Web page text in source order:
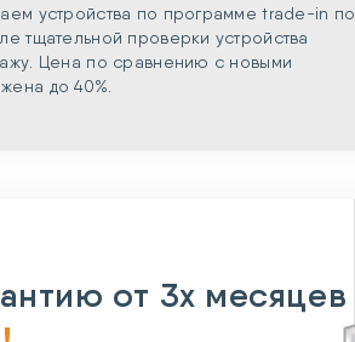
устройства по программе trade-in по
тщательной проверки устройства
Цена по сравнению с новыми
до 40%.
от 3х месяцев